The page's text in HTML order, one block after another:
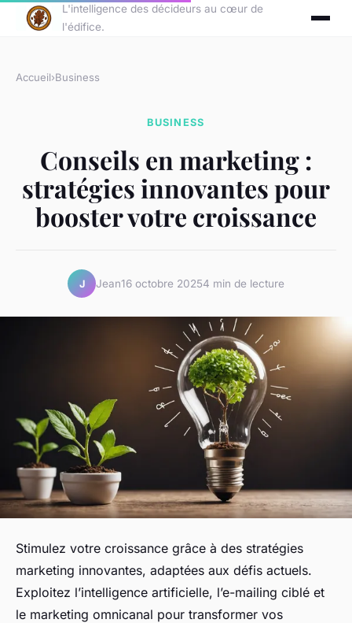
L'intelligence des décideurs au cœur de
l'édifice.
Accueil›Business
BUSINESS
Conseils en marketing :
stratégies innovantes pour
booster votre croissance
J Jean16 octobre 20254 min de lecture
Stimulez votre croissance grâce à des stratégies
marketing innovantes, adaptées aux défis actuels.
Exploitez l’intelligence artificielle, l’e-mailing ciblé et
le marketing omnicanal pour transformer vos